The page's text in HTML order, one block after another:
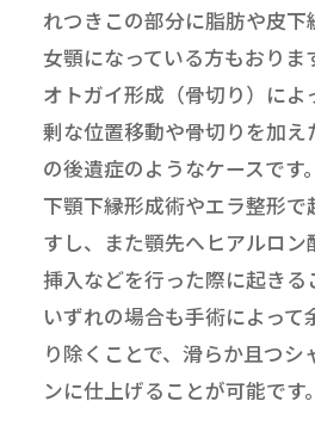
れつきこの部分に脂肪や皮下
女顎になっている方もおりま
オトガイ形成（骨切り）によ
剰な位置移動や骨切りを加え
の後遺症のようなケースです
下顎下縁形成術やエラ整形で
すし、また顎先へヒアルロ
挿入などを行った際に起きる
いずれの場合も手術によっ
り除くことで、滑らか且つシ
ンに仕上げることが可能です。